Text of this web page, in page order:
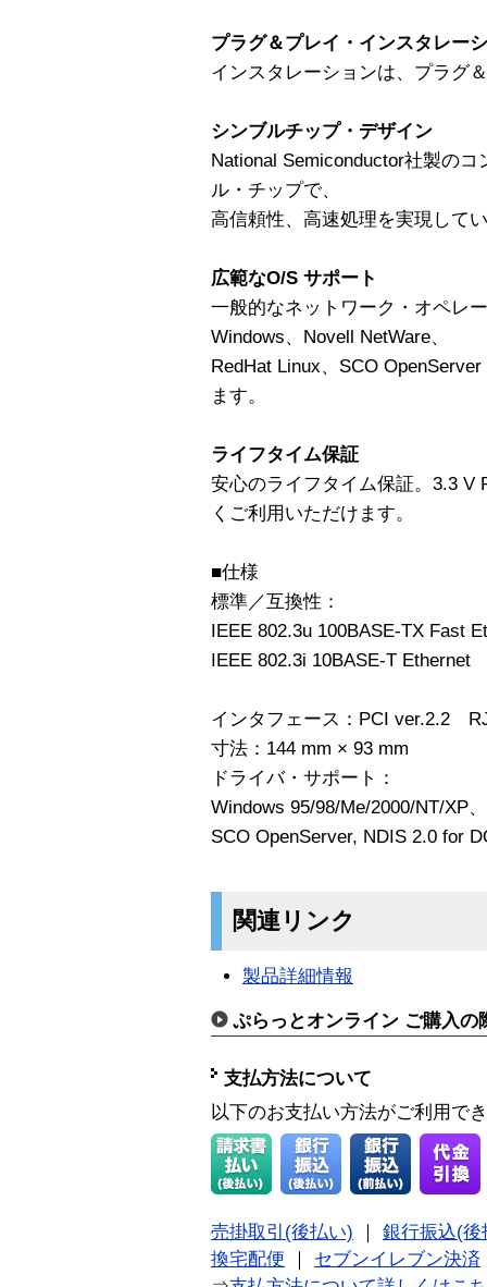
プラグ＆プレイ・インスタレー
インスタレーションは、プラグ
シンブルチップ・デザイン
National Semiconductor社製の
ル・チップで、
高信頼性、高速処理を実現して
広範なO/S サポート
一般的なネットワーク・オペレ
Windows、Novell NetWare、
RedHat Linux、SCO
ます。
ライフタイム保証
安心のライフタイム保証。3.3 V
くご利用いただけます。
■仕様
標準／互換性：
IEEE 802.3u 100BASE-TX Fast
IEEE 802.3i 10BASE-T Ethernet
インタフェース：PCI ver.2.2
寸法：144 mm × 93 mm
ドライバ・サポート：
Windows 95/98/Me/2000/NT/XP
SCO OpenServer, NDIS 2.0 for
関連リンク
製品詳細情報
ぷらっとオンライン ご購入の
支払方法について
以下のお支払い方法がご利用で
売掛取引(後払い)
銀行振込(後
換宅配便
セブンイレブン決済